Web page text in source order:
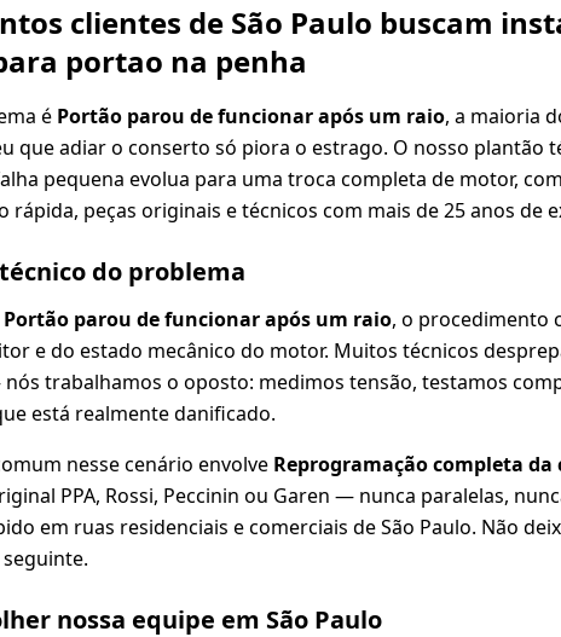
clientes de São Paulo buscam
portao na penha
é Portão parou de funcionar após um raio, a maioria
que adiar o conserto só piora o estrago. O nosso plantão
pequena evolua para uma troca completa de motor,
rápida, peças originais e técnicos com mais de 25 anos de
do problema
Portão parou de funcionar após um raio, o procedimento
e do estado mecânico do motor. Muitos técnicos
trabalhamos o oposto: medimos tensão, testamos
está realmente danificado.
nesse cenário envolve Reprogramação completa
PPA, Rossi, Peccinin ou Garen — nunca paralelas,
em ruas residenciais e comerciais de São Paulo. Não
nossa equipe em São Paulo